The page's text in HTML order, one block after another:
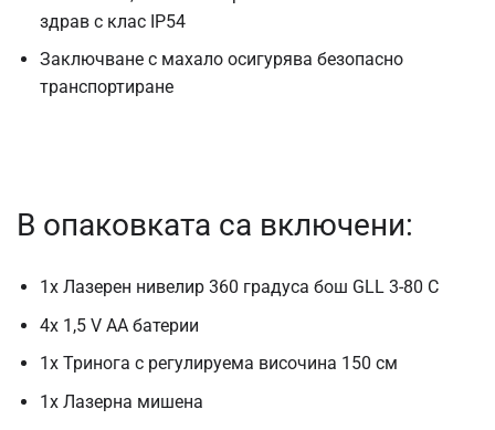
здрав с клас IP54
Заключване с махало осигурява безопасно
транспортиране
В опаковката са включени:
1x Лазерен нивелир 360 градуса бош GLL 3-80 C
4x 1,5 V AA батерии
1х Тринога с регулируема височина 150 см
1x Лазерна мишена